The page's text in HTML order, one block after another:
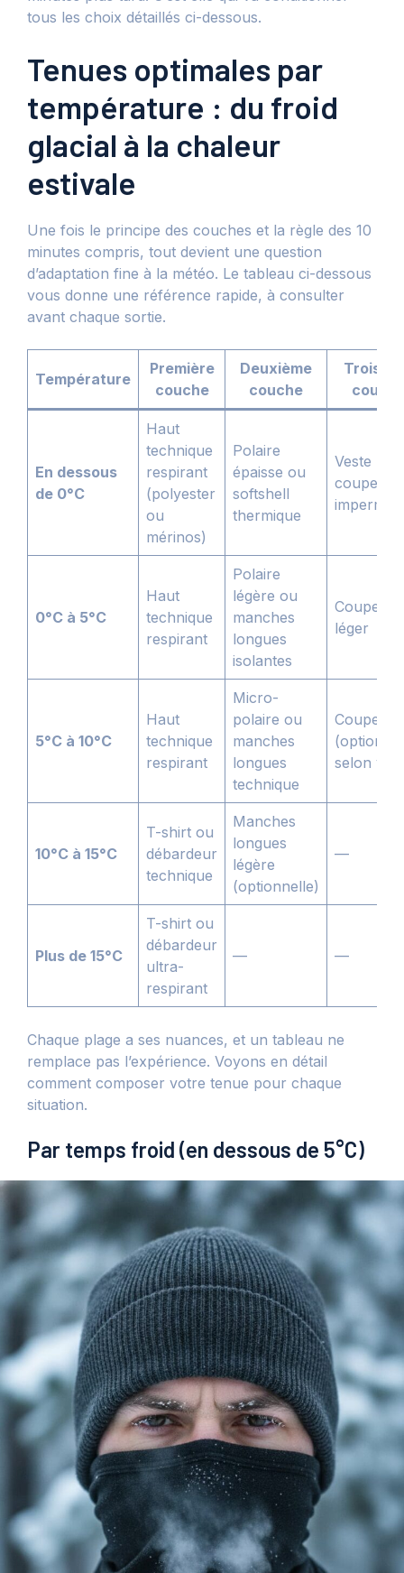
tous les choix détaillés ci-dessous.
Tenues optimales par
température : du froid
glacial à la chaleur
estivale
Une fois le principe des couches et la règle des 10
minutes compris, tout devient une question
d’adaptation fine à la météo. Le tableau ci-dessous
vous donne une référence rapide, à consulter
avant chaque sortie.
Température
Première
couche
Deuxième
couche
En dessous
de 0°C
Haut
technique
respirant
(polyester
ou
mérinos)
Polaire
épaisse ou
softshell
thermique
Veste
coupe-
0°C à 5°C
Haut
technique
respirant
Polaire
légère ou
manches
longues
isolantes
Coupe-
léger
5°C à 10°C
Haut
technique
respirant
Micro-
polaire ou
manches
longues
technique
Coupe-
(optionnel
selon
10°C à 15°C
T-shirt ou
débardeur
technique
Manches
longues
légère
(optionnelle)
—
Plus de 15°C
T-shirt ou
débardeur
ultra-
respirant
— —
Chaque plage a ses nuances, et un tableau ne
remplace pas l’expérience. Voyons en détail
comment composer votre tenue pour chaque
situation.
Par temps froid (en dessous de 5°C)